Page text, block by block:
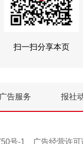
扫一扫分享本页
广告服务 报社
号-1 广告经营许